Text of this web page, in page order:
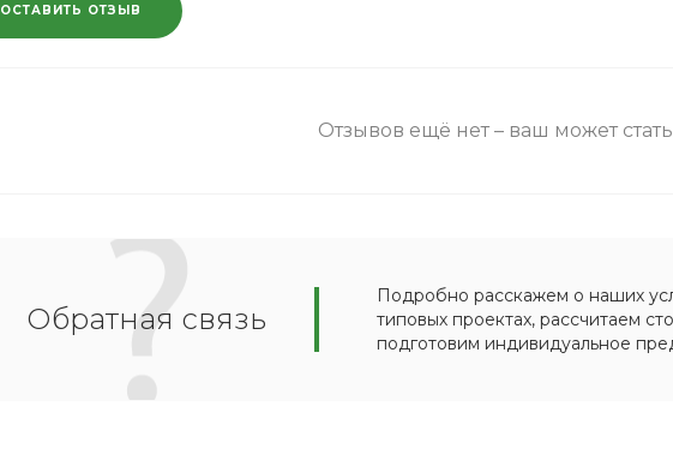
ОСТАВИТЬ ОТЗЫВ
Отзывов ещё нет – ваш может
Обратная связь
Подробно расскажем о наших
типовых проектах, рассчитаем
подготовим индивидуальное